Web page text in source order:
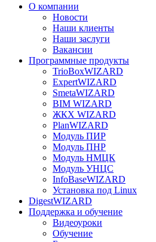
О компании
Новости
Наши клиенты
Наши заслуги
Вакансии
Программные продукты
TrioBoxWIZARD
ExpertWIZARD
SmetaWIZARD
BIM WIZARD
ЖКХ WIZARD
PlanWIZARD
Модуль ПИР
Модуль ПНР
Модуль НМЦК
Модуль УНЦС
InfoBaseWIZARD
Установка под Linux
DigestWIZARD
Поддержка и обучение
Видеоуроки
Обучение